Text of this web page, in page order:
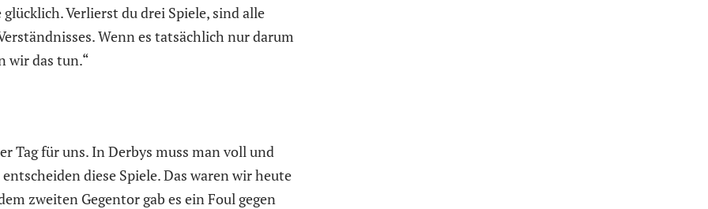
Verlierst du drei Spiele, sind alle
Wenn es tatsächlich nur darum
wir das tun.“
Tag für uns. In Derbys muss man voll und
diese Spiele. Das waren wir heute
zweiten Gegentor gab es ein Foul gegen